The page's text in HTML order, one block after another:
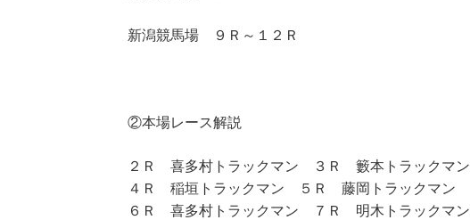
新潟競馬場 ９Ｒ～１２Ｒ
②本場レース解説
２Ｒ 喜多村トラックマン ３Ｒ 籔本トラックマン
４Ｒ 稲垣トラックマン ５Ｒ 藤岡トラックマン
６Ｒ 喜多村トラックマン ７Ｒ 明木トラックマン